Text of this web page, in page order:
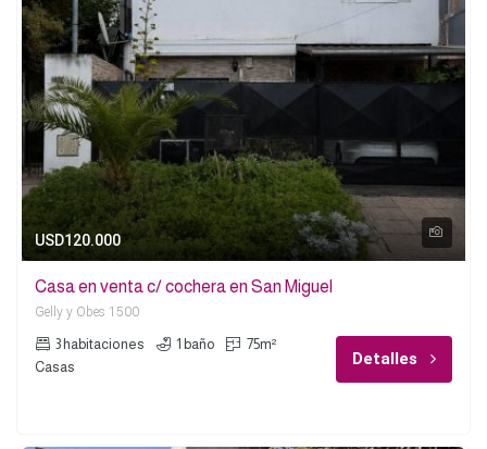
USD120.000
Casa en venta c/ cochera en San Miguel
Gelly y Obes 1500
3 habitaciones 1 baño
75m²
Casas
Detalles